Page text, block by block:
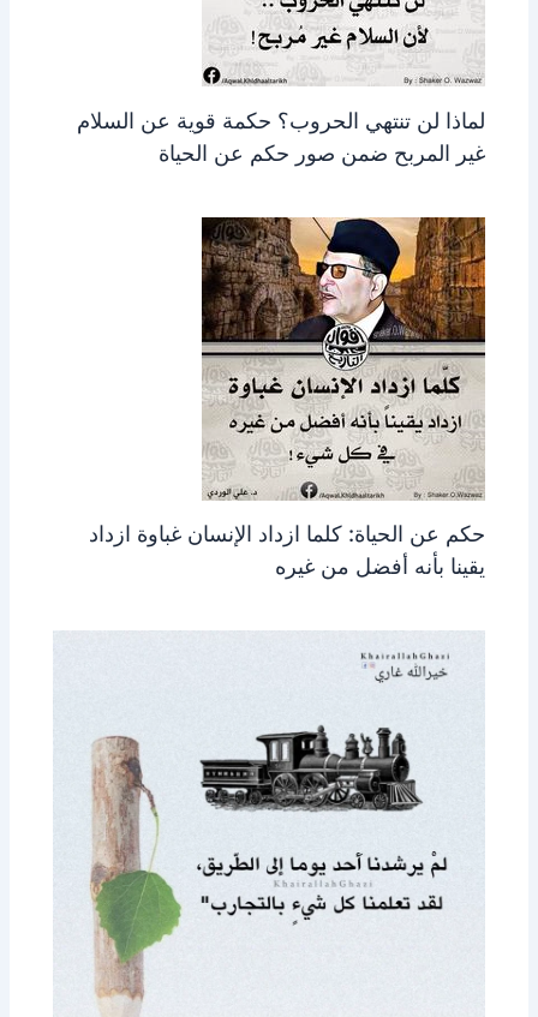
لماذا لن تنتهي الحروب؟ حكمة قوية عن السلام
غير المربح ضمن صور حكم عن الحياة
حكم عن الحياة: كلما ازداد الإنسان غباوة ازداد
يقينا بأنه أفضل من غيره